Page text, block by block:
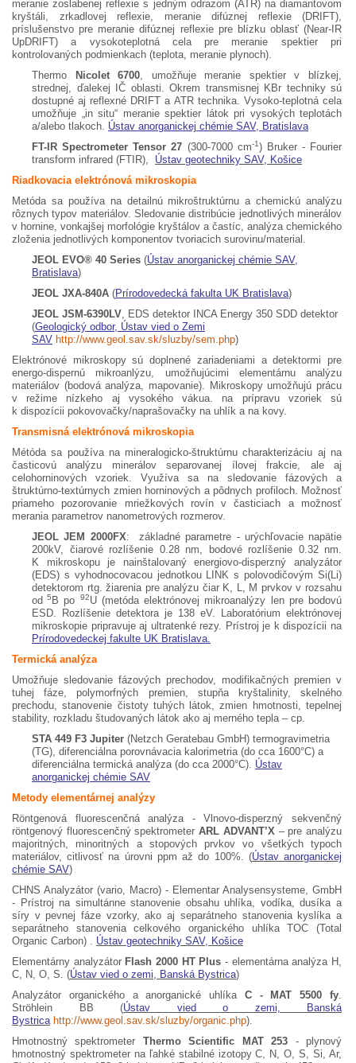
meranie zoslabenej reflexie s jedným odrazom (ATR) na diamantovom
kryštáli, zrkadlovej reflexie, meranie difúznej reflexie (DRIFT),
príslušenstvo pre meranie difúznej reflexie pre blízku oblasť (Near-IR
UpDRIFT) a vysokoteplotná cela pre meranie spektier pri
kontrolovaných podmienkach (teplota, meranie plynoch).
Thermo
Nicolet 6700 , umožňuje meranie spektier v blízkej,
strednej, ďalekej IČ oblasti. Okrem transmisnej KBr techniky sú
dostupné aj reflexné DRIFT a ATR technika. Vysoko-teplotná cela
umožňuje „in situ“ meranie spektier látok pri vysokých teplotách
a/alebo tlakoch. Ústav anorganickej chémie SAV, Bratislava
FT-IR Spectrometer Tensor 27 (300-7000 cm-1) Bruker - Fourier
transform infrared (FTIR), Ústav geotechniky SAV, Košice
Riadkovacia elektrónová mikroskopia
Metóda sa používa na detailnú mikroštruktúrnu a chemickú analýzu
rôznych typov materiálov. Sledovanie distribúcie jednotlivých minerálov
v hornine, vonkajšej morfológie kryštálov a častíc, analýza chemického
zloženia jednotlivých komponentov tvoriacich surovinu/material.
JEOL EVO® 40 Series (Ústav anorganickej chémie SAV,
Bratislava)
JEOL JXA-840A (Prírodovedecká fakulta UK Bratislava)
JEOL JSM-6390LV , EDS detektor INCA Energy 350 SDD detektor
(Geologický odbor, Ústav vied o Zemi
SAV http://www.geol.sav.sk/sluzby/sem.php)
Elektrónové mikroskopy sú doplnené zariadeniami a detektormi pre
energo-dispernú mikroanlýzu, umožňujúcimi elementárnu analýzu
materiálov (bodová analýza, mapovanie). Mikroskopy umožňujú prácu
v režime nízkeho aj vysokého vákua. na prípravu vzoriek sú
k dispozícii pokovovačky/naprašovačky na uhlík a na kovy.
Transmisná elektrónová mikroskopia
Métóda sa používa na mineralogicko-štruktúrnu charakterizáciu aj na
časticovú analýzu minerálov separovanej ílovej frakcie, ale aj
celohorninových vzoriek. Využíva sa na sledovanie fázových a
štruktúrno-textúrnych zmien horninových a pôdnych profiloch. Možnosť
priameho pozorovanie mriežkových rovín v časticiach a možnosť
merania parametrov nanometrových rozmerov.
JEOL JEM 2000FX: základné parametre - urýchľovacie napätie
200kV, čiarové rozlíšenie 0.28 nm, bodové rozlíšenie 0.32 nm.
K mikroskopu je nainštalovaný energiovo-disperzný analyzátor
(EDS) s vyhodnocovacou jednotkou LINK s polovodičovým Si(Li)
detektorom rtg. žiarenia pre analýzu čiar K, L, M prvkov v rozsahu
od 5 B po 92U (metóda elektrónovej mikroanalýzy len pre bodovú
ESD. Rozlíšenie detektora je 138 eV. Laboratórium elektrónovej
mikroskopie pripravuje aj ultratenké rezy. Prístroj je k dispozícii na
Prírodovedeckej fakulte UK Bratislava.
Termická analýza
Umožňuje sledovanie fázových prechodov, modifikačných premien v
tuhej fáze, polymorfných premien, stupňa kryštalinity, skelného
prechodu, stanovenie čistoty tuhých látok, zmien hmotnosti, tepelnej
stability, rozkladu študovaných látok ako aj merného tepla – cp.
STA 449 F3 Jupiter (Netzch Geratebau GmbH) termogravimetria
(TG), diferenciálna porovnávacia kalorimetria (do cca 1600°C) a
diferenciálna termická analýza (do cca 2000°C). Ústav
anorganickej chémie SAV
Metody elementárnej analýzy
Röntgenová fluorescenčná analýza - Vlnovo-disperzný sekvenčný
röntgenový fluorescenčný spektrometerARL ADVANT’X – pre analýzu
majoritných, minoritných a stopových prvkov vo všetkých typoch
materiálov, citlivosť na úrovni ppm až do 100%. (Ústav anorganickej
chémie SAV)
CHNS Analyzátor (vario, Macro) - Elementar Analysensysteme, GmbH
- Prístroj na simultánne stanovenie obsahu uhlíka, vodíka, dusíka a
síry v pevnej fáze vzorky, ako aj separátneho stanovenia kyslíka a
separátneho stanovenia celkového organického uhlíka TOC (Total
Organic Carbon) . Ústav geotechniky SAV, Košice
Elementárny analyzátorFlash 2000 HT Plus - elementárna analýza H,
C, N, O, S. (Ústav vied o zemi, Banská Bystrica)
Analyzátor organického a anorganické uhlíka C - MAT 5500 fy
Ströhlein BB
(Ústav vied o zemi, Banská
Bystrica http://www.geol.sav.sk/sluzby/organic.php).
Hmotnostný spektrometer Thermo Scientific MAT 253 - plynový
hmotnostný spektrometer na ľahké stabilné izotopy C, N, O, S, Si, Ar,